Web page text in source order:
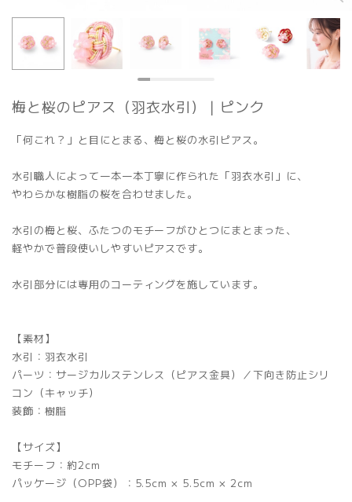
梅と桜のピアス（羽衣水引）｜ピンク
「何これ？」と目にとまる、梅と桜の水引ピアス。
水引職人によって一本一本丁寧に作られた「羽衣水引」に、
やわらかな樹脂の桜を合わせました。
水引の梅と桜、ふたつのモチーフがひとつにまとまった、
軽やかで普段使いしやすいピアスです。
水引部分には専用のコーティングを施しています。
【素材】
水引：羽衣水引
パーツ：サージカルステンレス（ピアス金具）／下向き防止シリ
コン（キャッチ）
装飾：樹脂
【サイズ】
モチーフ：約2cm
パッケージ（OPP袋）：5.5cm × 5.5cm × 2cm